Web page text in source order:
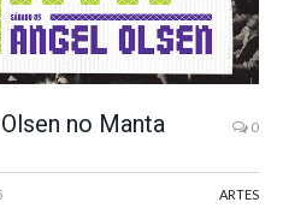
no Manta 0
ARTES